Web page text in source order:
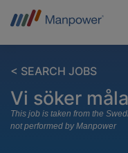
< SEARCH JOBS
Vi söker
This job is taken from the
not performed by Manpower